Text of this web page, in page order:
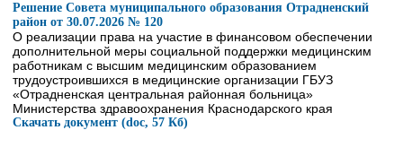
Решение Совета муниципального образования Отрадненский
район от 30.07.2026 № 120
О реализации права на участие в финансовом обеспечении
дополнительной меры социальной поддержки медицинским
работникам с высшим медицинским образованием
трудоустроившихся в медицинские организации ГБУЗ
«Отрадненская центральная районная больница»
Министерства здравоохранения Краснодарского края
Скачать документ (doc, 57 Кб)